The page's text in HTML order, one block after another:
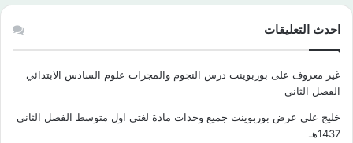
احدث التعليقات
غير معروف على بوربوينت درس النجوم والمجرات علوم السادس الابتدائي
الفصل الثاني
خليج على عرض بوربوينت جميع وحدات مادة لغتي اول متوسط الفصل الثاني
1437هـ